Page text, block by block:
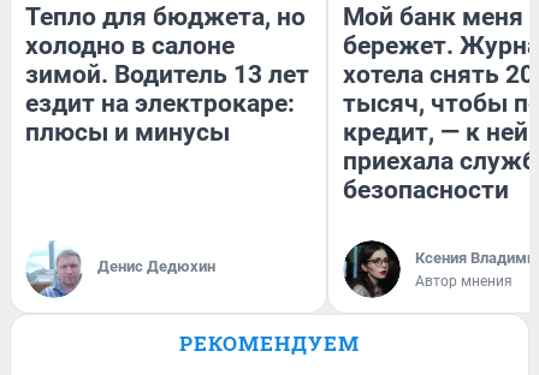
Тепло для бюджета, но
холодно в салоне
зимой. Водитель 13 лет
ездит на электрокаре:
плюсы и минусы
Денис Дедюхин
Мой банк меня
бережет.
хотела снять
тысяч, чтобы
кредит, — к
приехала
безопасности
Ксения
Автор мнения
РЕКОМЕНДУЕМ